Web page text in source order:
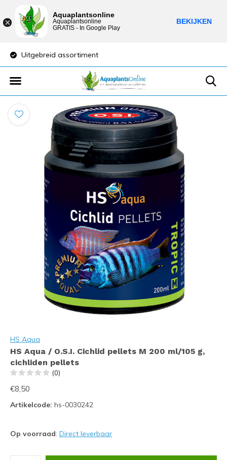
Uitgebreid assortiment
HS Aqua
HS Aqua / O.S.I. Cichlid pellets M 200 ml/105 g,
cichliden pellets
(0)
€8,50
Artikelcode: hs-0030242
Op voorraad: Direct leverbaar
Aquaplantsonline
Aquaplantsonline
GRATIS - In Google Play
BEKIJKEN